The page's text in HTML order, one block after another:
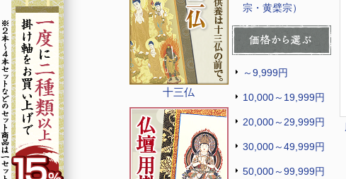
十三仏
宗・黄檗宗）
～9,999円
10,000～19,999円
20,000～29,999円
30,000～49,999円
50,000～99,999円